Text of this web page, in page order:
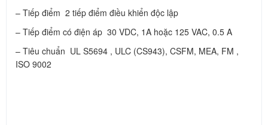
– Tiếp điểm 2 tiếp điểm điều khiển độc lập
– Tiếp điểm có điện áp 30 VDC, 1A hoặc 125 VAC, 0.5 A
– Tiêu chuẩn UL S5694 , ULC (CS943), CSFM, MEA, FM ,
ISO 9002